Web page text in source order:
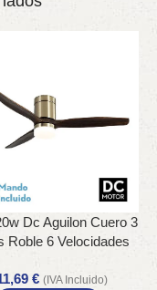
Dc Aguilon Cuero 3
Roble 6 Velocidades
30,5x132x132
€ (IVA Incluido)